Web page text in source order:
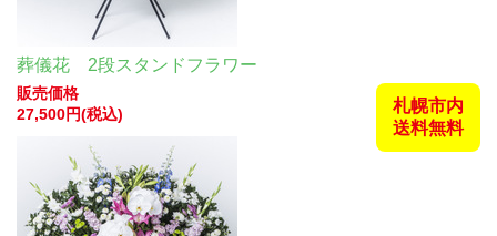
葬儀花 2段スタンドフラワー
販売価格
27,500円(税込)
札幌市内
送料無料